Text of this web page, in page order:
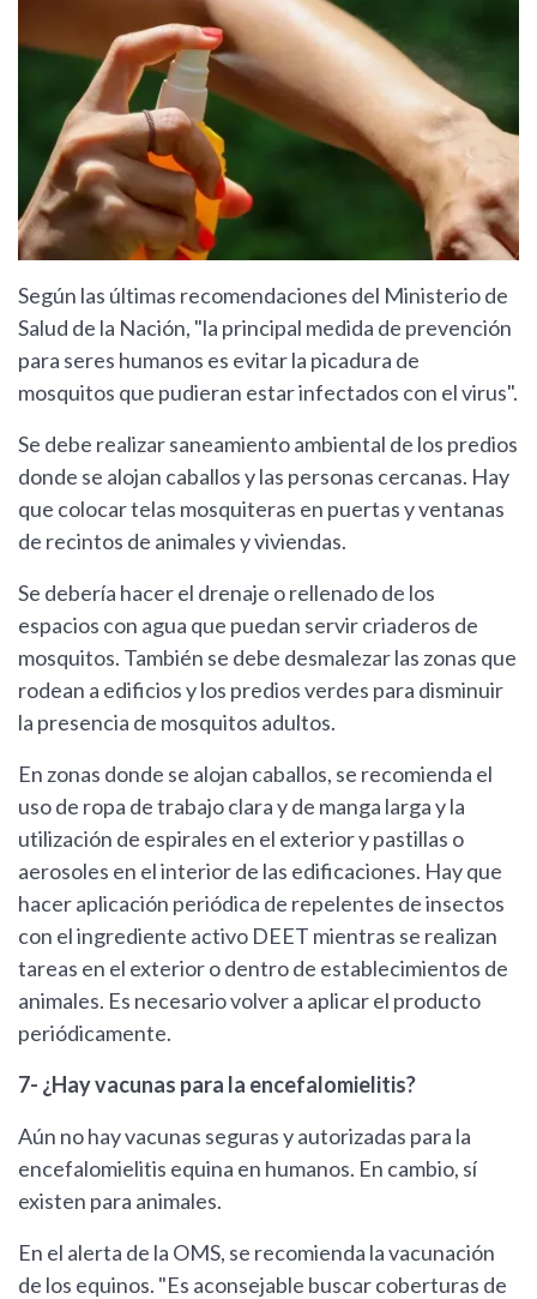
Según las últimas recomendaciones del Ministerio de
Salud de la Nación, "la principal medida de prevención
para seres humanos es evitar la picadura de
mosquitos que pudieran estar infectados con el virus".
Se debe realizar saneamiento ambiental de los predios
donde se alojan caballos y las personas cercanas. Hay
que colocar telas mosquiteras en puertas y ventanas
de recintos de animales y viviendas.
Se debería hacer el drenaje o rellenado de los
espacios con agua que puedan servir criaderos de
mosquitos. También se debe desmalezar las zonas que
rodean a edificios y los predios verdes para disminuir
la presencia de mosquitos adultos.
En zonas donde se alojan caballos, se recomienda el
uso de ropa de trabajo clara y de manga larga y la
utilización de espirales en el exterior y pastillas o
aerosoles en el interior de las edificaciones. Hay que
hacer aplicación periódica de repelentes de insectos
con el ingrediente activo DEET mientras se realizan
tareas en el exterior o dentro de establecimientos de
animales. Es necesario volver a aplicar el producto
periódicamente.
7- ¿Hay vacunas para la encefalomielitis?
Aún no hay vacunas seguras y autorizadas para la
encefalomielitis equina en humanos. En cambio, sí
existen para animales.
En el alerta de la OMS, se recomienda la vacunación
de los equinos. "Es aconsejable buscar coberturas de